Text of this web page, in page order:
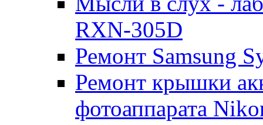
RXN-305D
Ремонт Samsung
Ремонт крышки
фотоаппарата